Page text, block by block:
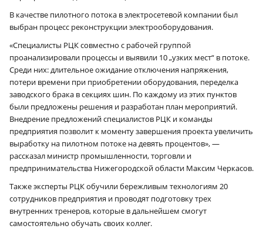
В качестве пилотного потока в электросетевой компании был
выбран процесс реконструкции электрооборудования.
«Специалисты РЦК совместно с рабочей группой
проанализировали процессы и выявили 10 „узких мест“ в потоке.
Среди них: длительное ожидание отключения напряжения,
потери времени при приобретении оборудования, переделка
заводского брака в секциях шин. По каждому из этих пунктов
были предложены решения и разработан план мероприятий.
Внедрение предложений специалистов РЦК и команды
предприятия позволит к моменту завершения проекта увеличить
выработку на пилотном потоке на девять процентов», —
рассказал министр промышленности, торговли и
предпринимательства Нижегородской области Максим Черкасов.
Также эксперты РЦК обучили бережливым технологиям 20
сотрудников предприятия и проводят подготовку трех
внутренних тренеров, которые в дальнейшем смогут
самостоятельно обучать своих коллег.